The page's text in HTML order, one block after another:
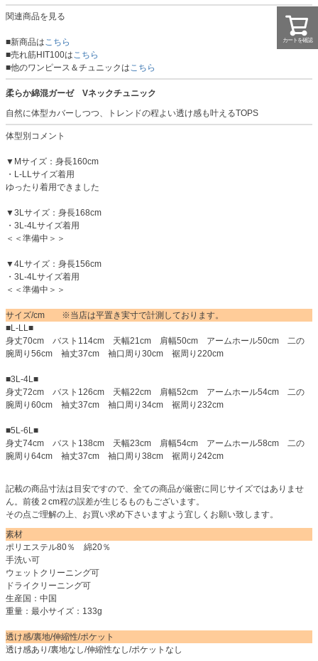
関連商品を見る
■新商品はこちら
■売れ筋HIT100はこちら
■他のワンピース＆チュニックはこちら
柔らか綿混ガーゼ Vネックチュニック
自然に体型カバーしつつ、トレンドの程よい透け感も叶えるTOPS
体型別コメント
▼Mサイズ：身長160cm
・L-LLサイズ着用
ゆったり着用できました
▼3Lサイズ：身長168cm
・3L-4Lサイズ着用
＜＜準備中＞＞
▼4Lサイズ：身長156cm
・3L-4Lサイズ着用
＜＜準備中＞＞
サイズ/cm ※当店は平置き実寸で計測しております。
■L-LL■
身丈70cm バスト114cm 天幅21cm 肩幅50cm アームホール50cm 二の
腕周り56cm 袖丈37cm 袖口周り30cm 裾周り220cm
■3L-4L■
身丈72cm バスト126cm 天幅22cm 肩幅52cm アームホール54cm 二の
腕周り60cm 袖丈37cm 袖口周り34cm 裾周り232cm
■5L-6L■
身丈74cm バスト138cm 天幅23cm 肩幅54cm アームホール58cm 二の
腕周り64cm 袖丈37cm 袖口周り38cm 裾周り242cm
記載の商品寸法は目安ですので、全ての商品が厳密に同じサイズではありませ
ん。前後２cm程の誤差が生じるものもございます。
その点ご理解の上、お買い求め下さいますよう宜しくお願い致します。
素材
ポリエステル80％ 綿20％
手洗い可
ウェットクリーニング可
ドライクリーニング可
生産国：中国
重量：最小サイズ：133g
透け感/裏地/伸縮性/ポケット
透け感あり/裏地なし/伸縮性なし/ポケットなし
カートを確認